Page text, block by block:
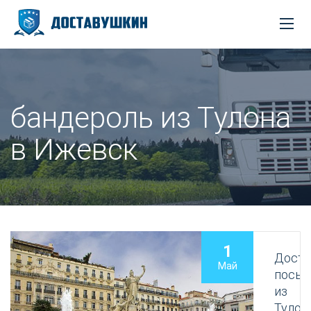
бандероль из Тулона
в Ижевск
1
Май
из